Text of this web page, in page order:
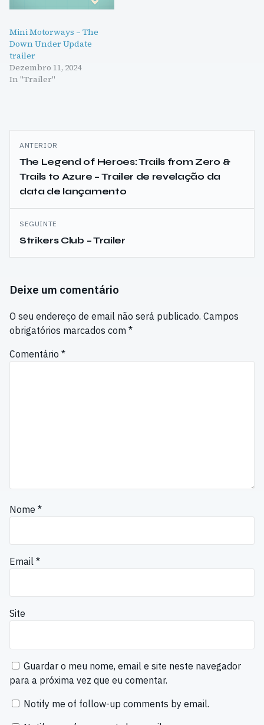
Mini Motorways – The
Down Under Update
trailer
Dezembro 11, 2024
In "Trailer"
Navegação
de
artigos
ANTERIOR
The Legend of Heroes: Trails from Zero &
Trails to Azure – Trailer de revelação da
data de lançamento
SEGUINTE
Strikers Club – Trailer
Deixe um comentário
O seu endereço de email não será publicado. Campos
obrigatórios marcados com *
Comentário *
Nome *
Email *
Site
Guardar o meu nome, email e site neste navegador
para a próxima vez que eu comentar.
Notify me of follow-up comments by email.